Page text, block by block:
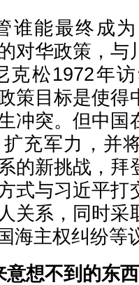
谁能最终成
对华政策，与
克松1972年
策目标是使得
冲突。但中国
充军力，并
的新挑战，拜
式与习近平打
关系，同时采
海主权纠纷等
意想不到的东西